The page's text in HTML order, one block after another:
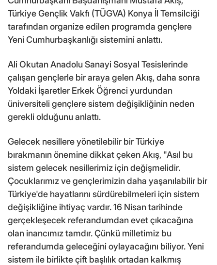
Türkiye Gençlik Vakfı (TÜGVA) Konya İl Temsilciği
tarafından organize edilen programda gençlere
Yeni Cumhurbaşkanlığı sistemini anlattı.
Ali Okutan Anadolu Sanayi Sosyal Tesislerinde
çalışan gençlerle bir araya gelen Akış, daha sonra
Yoldaki İşaretler Erkek Öğrenci yurdundan
üniversiteli gençlere sistem değişikliğinin neden
gerekli olduğunu anlattı.
Gelecek nesillere yönetilebilir bir Türkiye
bırakmanın önemine dikkat çeken Akış, "Asıl bu
sistem gelecek nesillerimiz için değişmelidir.
Çocuklarımız ve gençlerimizin daha yaşanılabilir bir
Türkiye'de hayatlarını sürdürebilmeleri için sistem
değişikliğine ihtiyaç vardır. 16 Nisan tarihinde
gerçekleşecek referandumdan evet çıkacağına
olan inancımız tamdır. Çünkü milletimiz bu
referandumda geleceğini oylayacağını biliyor. Yeni
sistem ile birlikte çift başlılık ortadan kalkmış